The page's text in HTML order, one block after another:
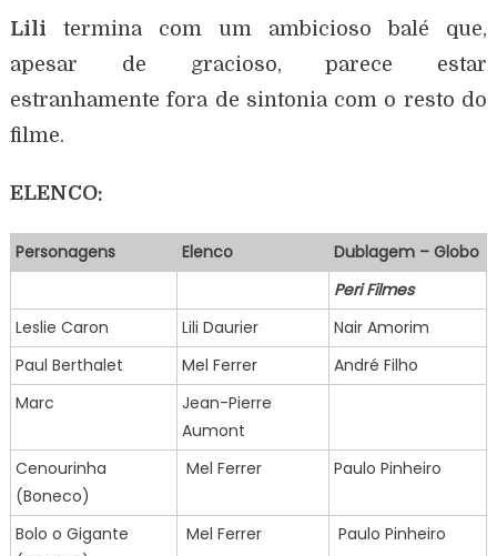
Lili termina com um ambicioso balé que,
apesar de gracioso, parece estar
estranhamente fora de sintonia com o resto do
filme.
ELENCO:
Personagens Elenco
Dublagem – Globo
Peri Filmes
Leslie Caron
Lili Daurier
Nair Amorim
Paul Berthalet
Mel Ferrer
André Filho
Marc
Jean-Pierre
Aumont
Cenourinha
(Boneco)
Mel Ferrer Paulo Pinheiro
Bolo o Gigante
Mel Ferrer Paulo Pinheiro